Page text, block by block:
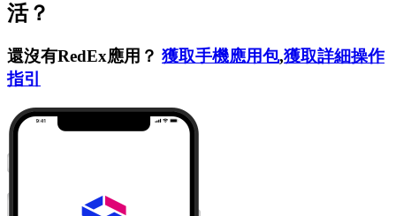
活？
還沒有RedEx應用？ 獲取手機應用包,獲取詳細操作
指引